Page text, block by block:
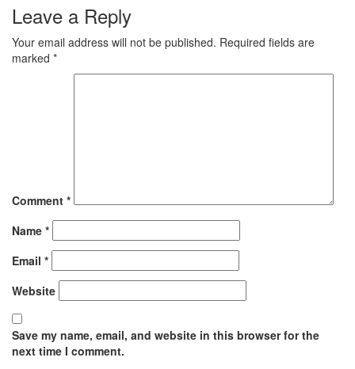
Leave a Reply
Your email address will not be published. Required fields are
marked *
Comment *
Name *
Email *
Website
Save my name, email, and website in this browser for the
next time I comment.